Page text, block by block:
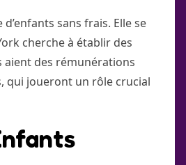
sans frais. Elle se
cherche à établir des
aient des rémunérations
qui joueront un rôle crucial